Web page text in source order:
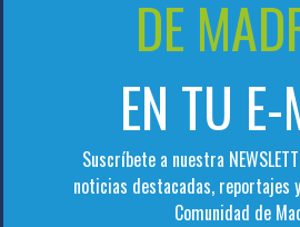
DE
EN TU
Suscríbete a nuestra
noticias destacadas, reportajes
Comunidad de